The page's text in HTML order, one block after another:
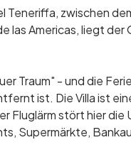
Teneriffa, zwischen
las Americas, liegt
Traum" - und die
ist. Die Villa ist
Fluglärm stört hier
Supermärkte,